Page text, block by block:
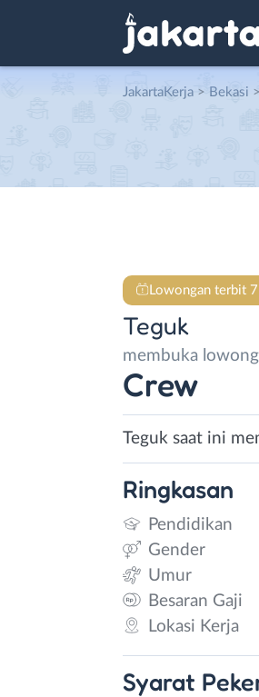
JakartaKerja > Bekasi
Lowongan terbit
Teguk
membuka
Crew
Teguk saat ini
Ringkasan
Pendidikan
Gender
Umur
Besaran Gaji
Lokasi Kerja
Syarat